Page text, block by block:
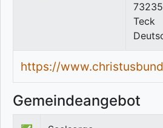
73235
Teck
https://
Gemeindeangebot